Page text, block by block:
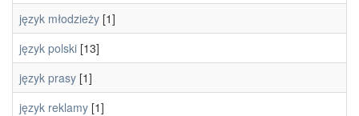
język młodzieży [1]
język polski [13]
język prasy [1]
język reklamy [1]